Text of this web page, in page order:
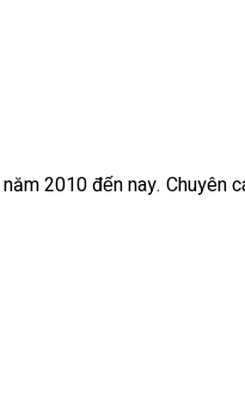
2010 đến nay. Chuyên